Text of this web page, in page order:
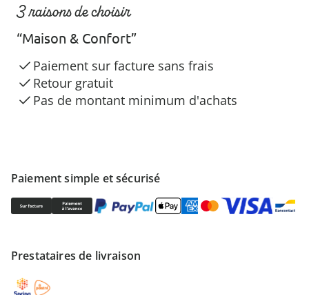
Paiement simple et sécurisé
Prestataires de livraison
3 raisons de choisir
“Maison & Confort”
Paiement sur facture sans frais
Retour gratuit
Pas de montant minimum d'achats